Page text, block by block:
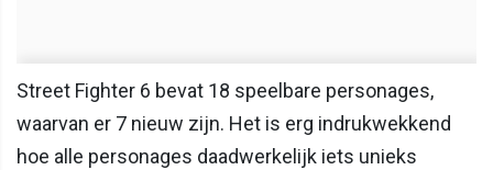
Street Fighter 6 bevat 18 speelbare personages,
waarvan er 7 nieuw zijn. Het is erg indrukwekkend
hoe alle personages daadwerkelijk iets unieks